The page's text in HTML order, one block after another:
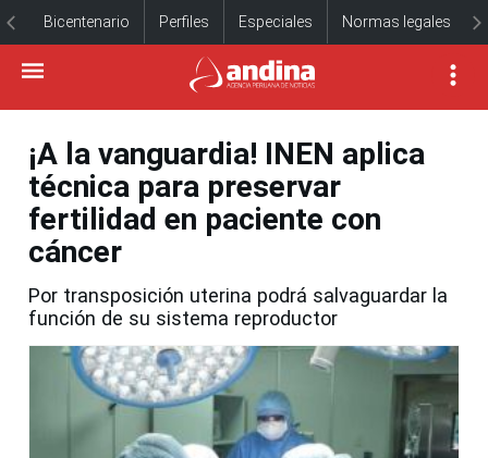
Bicentenario Perfiles Especiales Normas legales
¡A la vanguardia! INEN aplica
técnica para preservar
fertilidad en paciente con
cáncer
Por transposición uterina podrá salvaguardar la
función de su sistema reproductor